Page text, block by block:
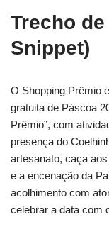
Trecho
Snippet)
O Shopping Prêmio
gratuita de Páscoa
Prêmio”, com
presença do
artesanato, caça
e a encenação da
acolhimento com
celebrar a data com